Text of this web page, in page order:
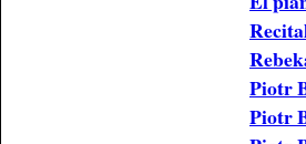
Piotr
Piotr